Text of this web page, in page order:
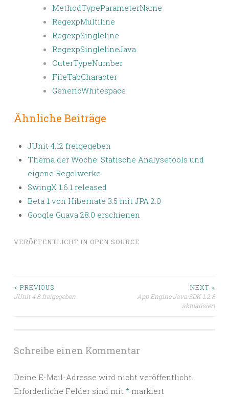
MethodTypeParameterName
RegexpMultiline
RegexpSingleline
RegexpSinglelineJava
OuterTypeNumber
FileTabCharacter
GenericWhitespace
Ähnliche Beiträge
JUnit 4.12 freigegeben
Thema der Woche: Statische Analysetools und
eigene Regelwerke
SwingX 1.6.1 released
Beta 1 von Hibernate 3.5 mit JPA 2.0
Google Guava 28.0 erschienen
VERÖFFENTLICHT IN OPEN SOURCE
Beitragsnavigation
< PREVIOUS
JUnit 4.8 freigegeben
NEXT >
App Engine Java SDK 1.2.8
aktualisiert
Schreibe einen Kommentar
Deine E-Mail-Adresse wird nicht veröffentlicht.
Erforderliche Felder sind mit * markiert